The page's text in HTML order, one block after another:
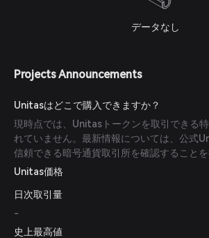
データなし
Projects Announcements
Unitasはどこで購入できますか？
現時点では、Unitasトークンを取引できる
れていません。最新情報については、公式
信頼できる暗号通貨取引所を確認することを
Unitas価格
日次取引量
-
史上最高値